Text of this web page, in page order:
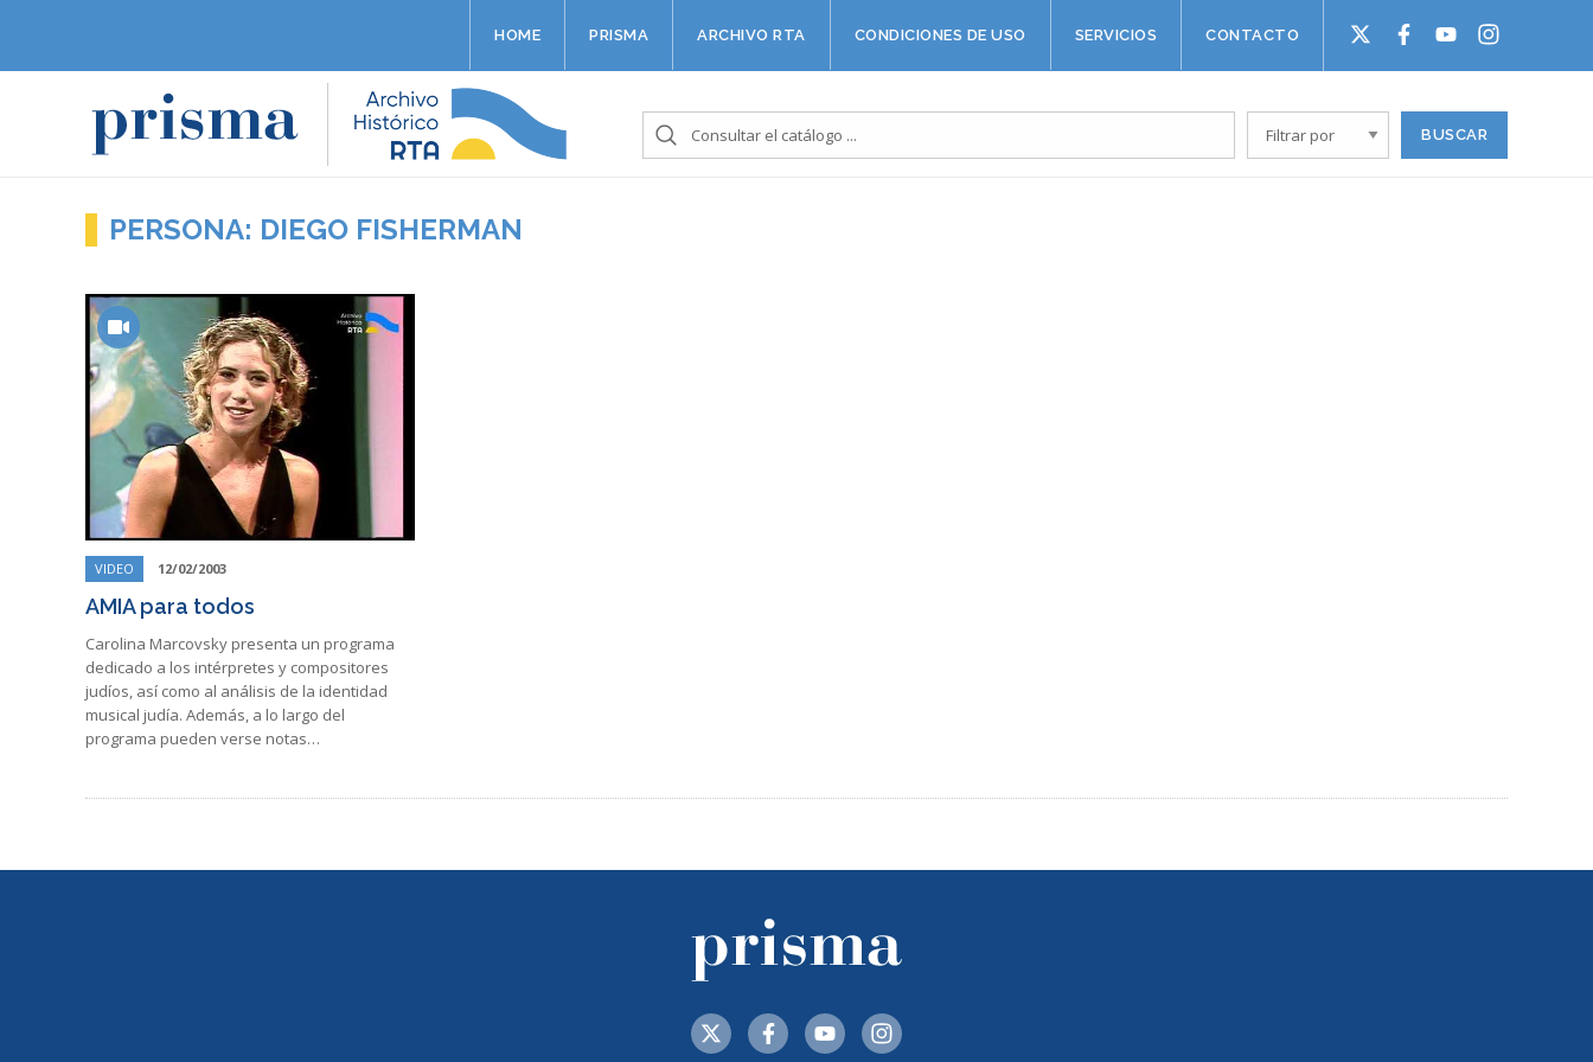
HOME PRISMA ARCHIVO RTA CONDICIONES DE USO SERVICIOS CONTACTO
PERSONA: DIEGO FISHERMAN
VIDEO 12/02/2003
AMIA para todos
Carolina Marcovsky presenta un programa
dedicado a los intérpretes y compositores
judíos, así como al análisis de la identidad
musical judía. Además, a lo largo del
programa pueden verse notas…